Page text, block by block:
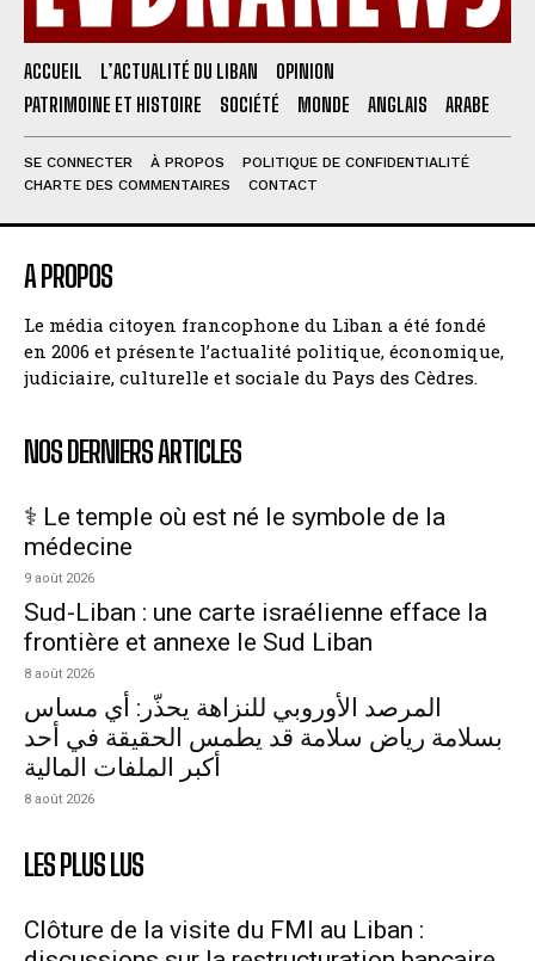
ACCUEIL L’ACTUALITÉ DU LIBAN
OPINION
PATRIMOINE ET HISTOIRE
SOCIÉTÉ MONDE ANGLAIS ARABE
SE CONNECTER À PROPOS
POLITIQUE DE CONFIDENTIALITÉ
CHARTE DES COMMENTAIRES
CONTACT
A PROPOS
Le média citoyen francophone du Liban a été fondé
en 2006 et présente l’actualité politique, économique,
judiciaire, culturelle et sociale du Pays des Cèdres.
NOS DERNIERS ARTICLES
⚕️ Le temple où est né le symbole de la
médecine
9 août 2026
Sud-Liban : une carte israélienne efface la
frontière et annexe le Sud Liban
8 août 2026
المرصد الأوروبي للنزاهة يحذّر: أي مساس
بسلامة رياض سلامة قد يطمس الحقيقة في أحد
أكبر الملفات المالية
8 août 2026
LES PLUS LUS
Clôture de la visite du FMI au Liban :